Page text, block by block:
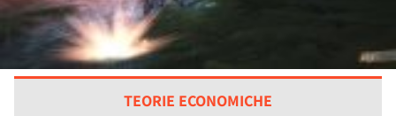
TEORIE ECONOMICHE